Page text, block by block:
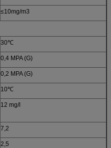
≤10mg/m3
30℃
0,4 MPA (G)
0,2 MPA (G)
10℃
12 mg/l
7,2
2,5